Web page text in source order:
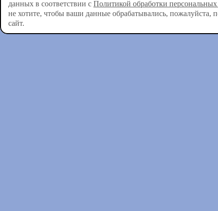
данных в соответствии с Политикой обработки
не хотите, чтобы ваши данные обрабатывались, пожалуйста,
сайт.